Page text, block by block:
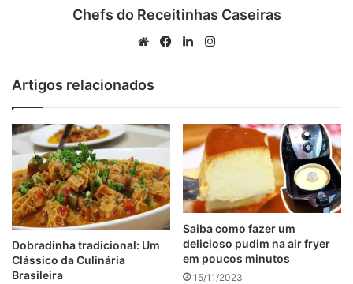
Ingredientes do pudim dos anjos
Para o pudim
Como preparar o pudim dos anjos
Tabela de conteúdos
Para o caramelo
2 xícara(s) de chá de açúcar
1/2 xícara(s) de chá de água
anúncio
Chefs do Receitinhas Caseiras
WebsiteFacebookLinkedin
Artigos relacionados
Dobradinha tradicional: Um
Clássico da Culinária
Brasileira
Saiba como fazer um
delicioso pudim na air fryer
em poucos minutos
15/11/2023